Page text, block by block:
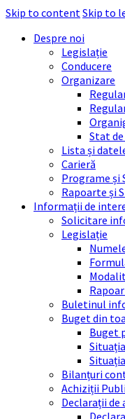
Skip to contentSkip to
Despre noi
Legislație
Conducere
Organizare
Stat
Lista și
Carieră
Programe și
Rapoarte și
Informații de
Solicitare
Legislație
Buletinul
Buget din
Buget
Bilanțuri
Achiziții
Declarații de